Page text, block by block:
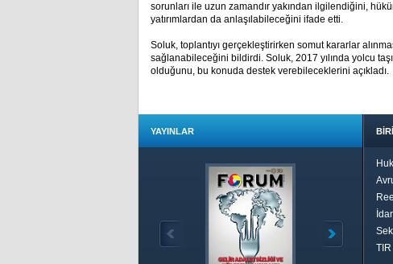
sorunları ile uzun zamandır yakından ilgilendiğini,
yatırımlardan da anlaşılabileceğini ifade etti.
Soluk, toplantıyı gerçekleştirirken somut kararlar
sağlanabileceğini bildirdi. Soluk, 2017 yılında yolcu
olduğunu, bu konuda destek verebileceklerini açıkladı.
YAYINLAR